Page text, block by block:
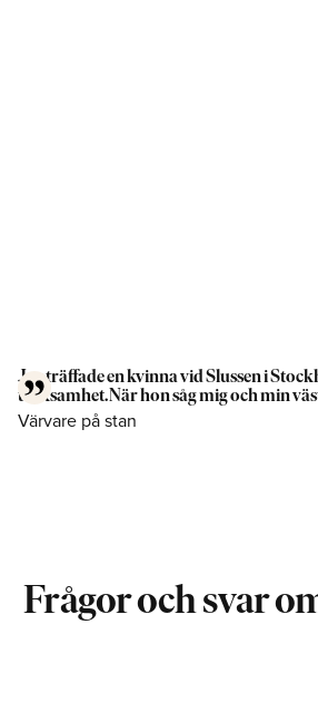
Jag träffade en kvinna vid Slussen i
tacksamhet. När hon såg mig och min
Värvare på stan
Frågor och svar